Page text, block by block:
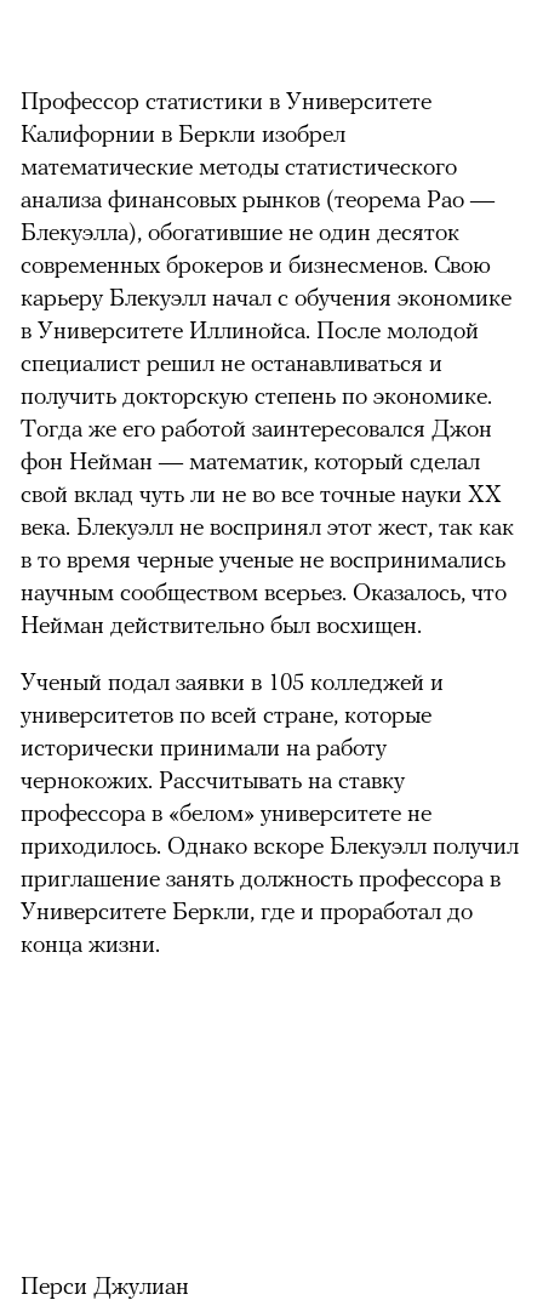
Профессор статистики в Университете
Калифорнии в Беркли изобрел
математические методы статистического
анализа финансовых рынков (теорема Рао —
Блекуэлла), обогатившие не один десяток
современных брокеров и бизнесменов. Свою
карьеру Блекуэлл начал с обучения экономике
в Университете Иллинойса. После молодой
специалист решил не останавливаться и
получить докторскую степень по экономике.
Тогда же его работой заинтересовался Джон
фон Нейман — математик, который сделал
свой вклад чуть ли не во все точные науки XX
века. Блекуэлл не воспринял этот жест, так как
в то время черные ученые не воспринимались
научным сообществом всерьез. Оказалось, что
Нейман действительно был восхищен.
Ученый подал заявки в 105 колледжей и
университетов по всей стране, которые
исторически принимали на работу
чернокожих. Рассчитывать на ставку
профессора в «белом» университете не
приходилось. Однако вскоре Блекуэлл получил
приглашение занять должность профессора в
Университете Беркли, где и проработал до
конца жизни.
Перси Джулиан